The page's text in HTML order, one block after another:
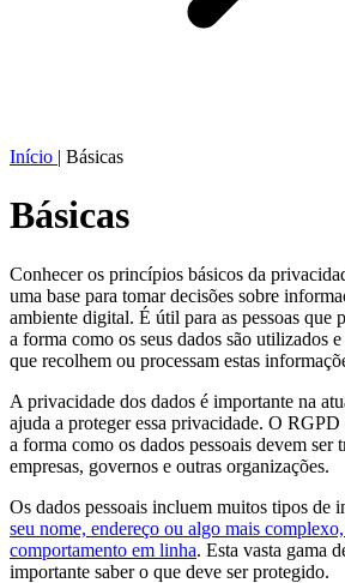
Início | Básicas
Básicas
Conhecer os princípios básicos da
uma base para tomar decisões sobre
ambiente digital. É útil para as pessoas que
a forma como os seus dados são utilizados
que recolhem ou processam estas
A privacidade dos dados é importante na
ajuda a proteger essa privacidade. O RGPD
a forma como os dados pessoais devem ser
empresas, governos e outras organizações.
Os dados pessoais incluem muitos tipos de
seu nome, endereço ou algo mais
comportamento em linha. Esta vasta gama
importante saber o que deve ser protegido.